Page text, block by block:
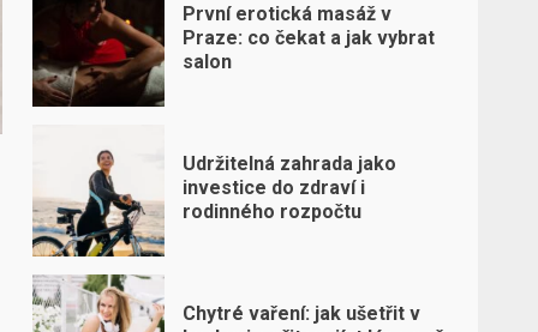
První erotická masáž v
Praze: co čekat a jak vybrat
salon
Udržitelná zahrada jako
investice do zdraví i
rodinného rozpočtu
Chytré vaření: jak ušetřit v